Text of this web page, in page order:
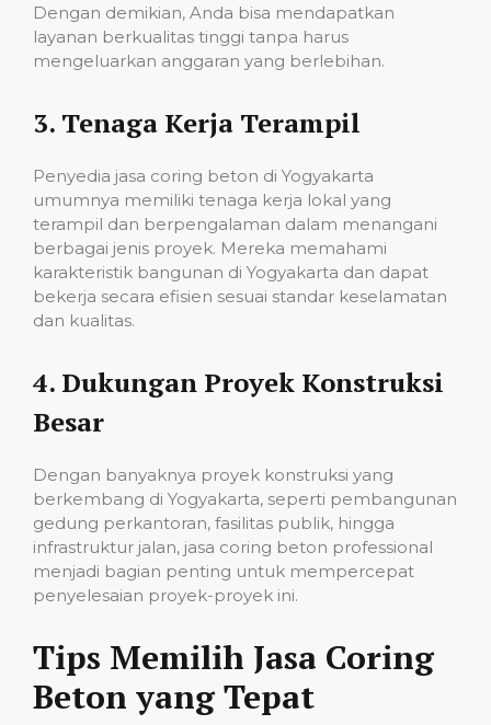
Dengan demikian, Anda bisa mendapatkan
layanan berkualitas tinggi tanpa harus
mengeluarkan anggaran yang berlebihan.
3. Tenaga Kerja Terampil
Penyedia jasa coring beton di Yogyakarta
umumnya memiliki tenaga kerja lokal yang
terampil dan berpengalaman dalam menangani
berbagai jenis proyek. Mereka memahami
karakteristik bangunan di Yogyakarta dan dapat
bekerja secara efisien sesuai standar keselamatan
dan kualitas.
4. Dukungan Proyek Konstruksi
Besar
Dengan banyaknya proyek konstruksi yang
berkembang di Yogyakarta, seperti pembangunan
gedung perkantoran, fasilitas publik, hingga
infrastruktur jalan, jasa coring beton professional
menjadi bagian penting untuk mempercepat
penyelesaian proyek-proyek ini.
Tips Memilih Jasa Coring
Beton yang Tepat